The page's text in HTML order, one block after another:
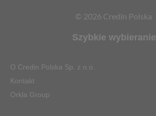
© 2026 Credin Polska
Szybkie wybieranie
O Credin Polska Sp. z o.o.
Kontakt
Orkla Group